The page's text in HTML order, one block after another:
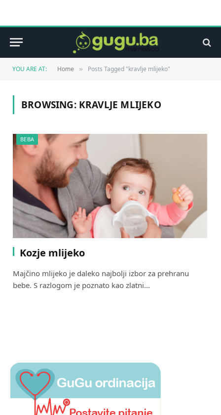
YOU ARE AT: Home » Posts Tagged "kravlje mlijeko"
BROWSING: KRAVLJE MLIJEKO
BEBA
Kozje mlijeko
Majčino mlijeko je daleko najbolji izbor za prehranu
bebe. S razlogom je poznato kao zlatni…